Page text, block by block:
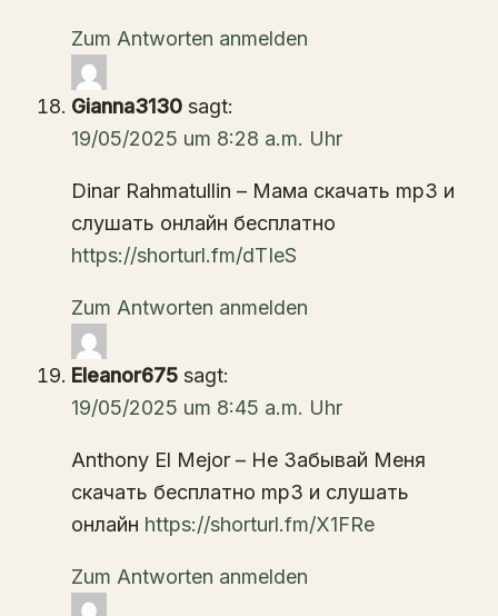
Zum Antworten anmelden
Gianna3130 sagt:
19/05/2025 um 8:28 a.m. Uhr
Dinar Rahmatullin – Мама скачать mp3 и
слушать онлайн бесплатно
https://shorturl.fm/dTIeS
Zum Antworten anmelden
Eleanor675 sagt:
19/05/2025 um 8:45 a.m. Uhr
Anthony El Mejor – Не Забывай Меня
скачать бесплатно mp3 и слушать
онлайн https://shorturl.fm/X1FRe
Zum Antworten anmelden